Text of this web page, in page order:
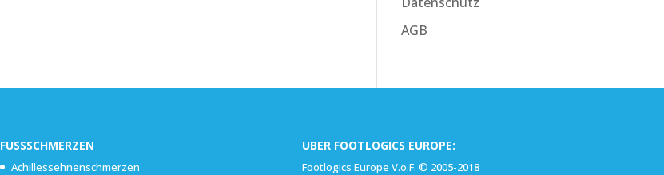
AGB
FUSSSCHMERZEN
Achillessehnenschmerzen
UBER FOOTLOGICS EUROPE:
Footlogics Europe V.o.F. © 2005-2018